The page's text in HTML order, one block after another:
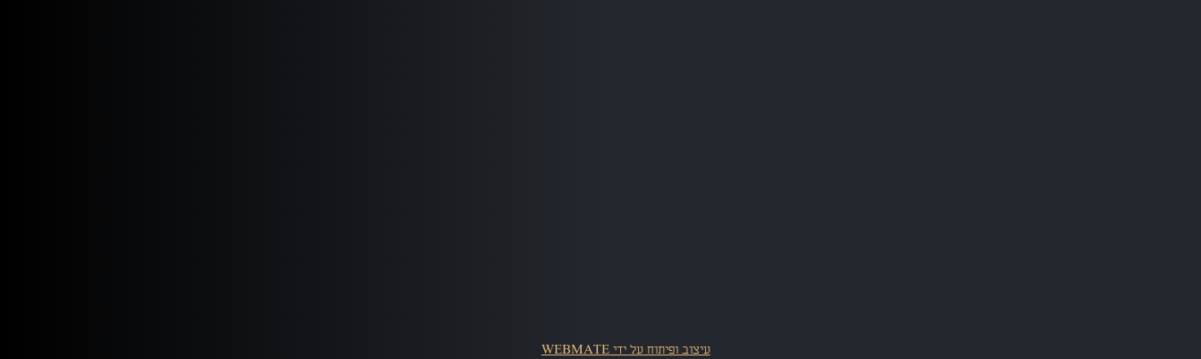
עיצוב ופיתוח על ידי WEBMATE